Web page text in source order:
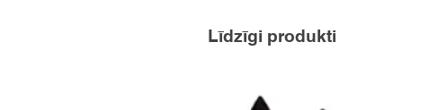
Līdzīgi produkti